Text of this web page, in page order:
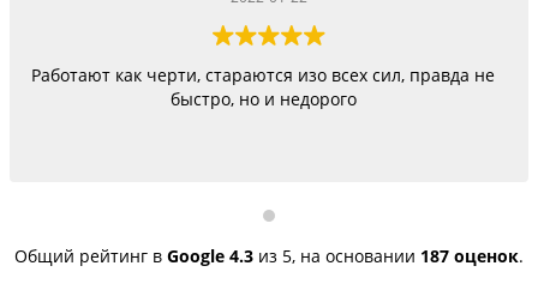
Работают как черти, стараются изо всех сил, правда не
быстро, но и недорого
Общий рейтинг в Google 4.3 из 5, на основании 187 оценок.